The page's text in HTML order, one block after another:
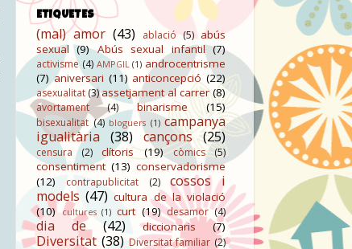
ETIQUETES
(mal) amor (43) ablació (5) abús
sexual (9) Abús sexual infantil (7)
activisme (4) AMPGIL (1) androcentrisme
(7) aniversari (11) anticoncepció (22)
asexualitat (3)assetjament al carrer (8)
avortament (4) binarisme (15)
bisexualitat (4) bloguers (1) campanya
igualitària
(38) cançons (25)
censura (2) clítoris (19) còmics (5)
consentiment (13) conservadorisme
(12)
contrapublicitat (2)
cossos i
models (47) cultura de la violació
(10) cultures (1) curt (19) desamor (4)
dia de (42) diccionaris (7)
Diversitat (38) Diversitat familiar (2)